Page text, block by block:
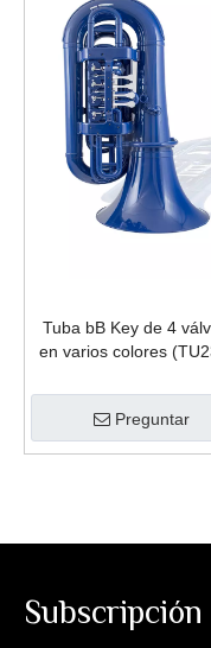
Tuba bB Key de 4
en varios colores
Preguntar